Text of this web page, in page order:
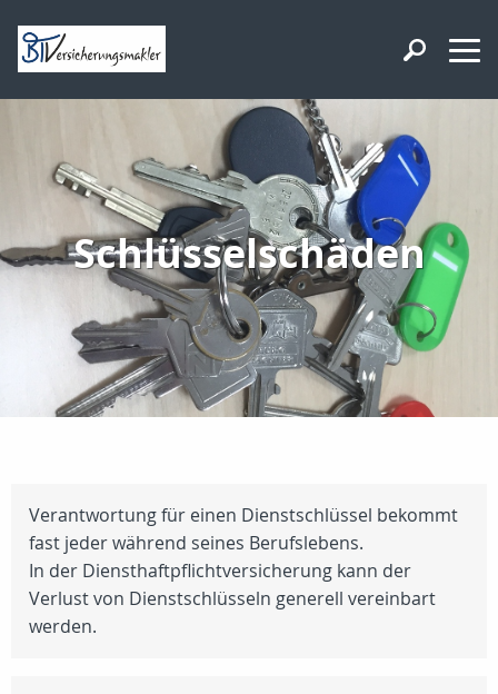
Schlüsselschäden
Verantwortung für einen Dienstschlüssel bekommt
fast jeder während seines Berufslebens.
In der Diensthaftpflichtversicherung kann der
Verlust von Dienstschlüsseln generell vereinbart
werden.